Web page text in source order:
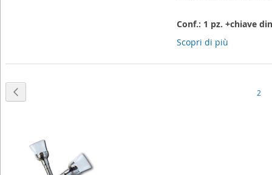
Conf.: 1 pz. +chiave
Scopri di più
2